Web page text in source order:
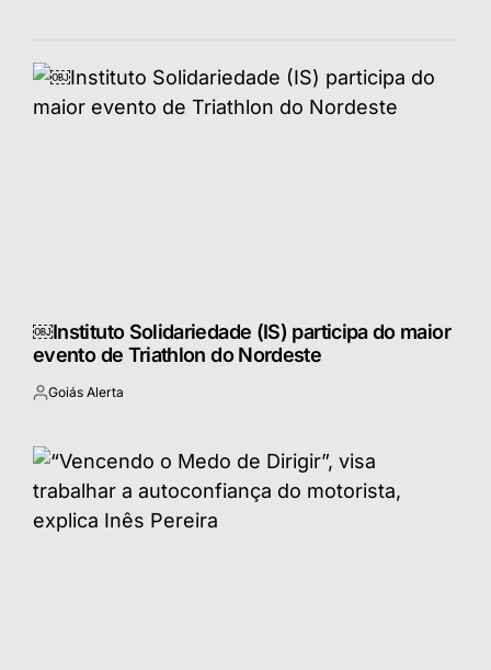
￼Instituto Solidariedade (IS) participa do maior
evento de Triathlon do Nordeste
Postado
Goiás Alerta